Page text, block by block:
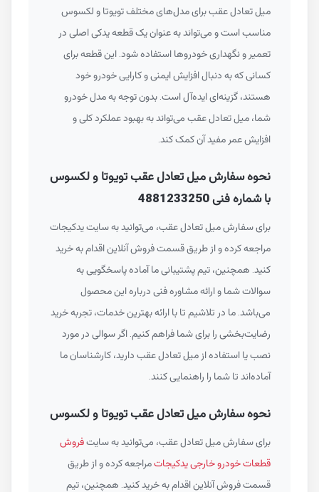
میل تعادل عقب برای مدل‌های مختلف تویوتا و لکسوس
مناسب است و می‌تواند به عنوان یک قطعه یدکی اصلی در
تعمیر و نگهداری خودروها استفاده شود. این قطعه برای
کسانی که به دنبال افزایش ایمنی و کارایی خودرو خود
هستند، گزینه‌ای ایده‌آل است. بدون توجه به مدل خودرو
شما، میل تعادل عقب می‌تواند به بهبود عملکرد کلی و
افزایش عمر مفید آن کمک کند.
نحوه سفارش میل تعادل عقب تویوتا و لکسوس
با شماره فنی 4881233250
برای سفارش میل تعادل عقب، می‌توانید به سایت یدکیجات
مراجعه کرده و از طریق قسمت فروش آنلاین اقدام به خرید
کنید. همچنین، تیم پشتیبانی ما آماده پاسخگویی به
سوالات شما و ارائه مشاوره فنی درباره این محصول
می‌باشد. ما در تلاشیم تا با ارائه بهترین خدمات، تجربه خرید
رضایت‌بخشی را برای شما فراهم کنیم. اگر سوالی در مورد
نصب یا استفاده از میل تعادل عقب دارید، کارشناسان ما
آماده‌اند تا شما را راهنمایی کنند.
نحوه سفارش میل تعادل عقب تویوتا و لکسوس
برای سفارش میل تعادل عقب، می‌توانید به سایتفروش
قطعات خودرو خارجی یدکیجاتمراجعه کرده و از طریق
قسمت فروش آنلاین اقدام به خرید کنید. همچنین، تیم